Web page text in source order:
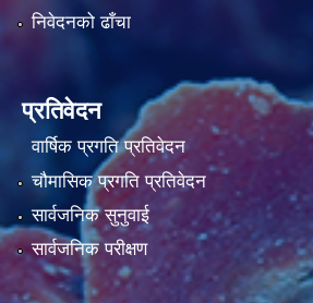
निवेदनको ढाँचा
प्रतिवेदन
वार्षिक प्रगति प्रतिवेदन
चौमासिक प्रगति प्रतिवेदन
सार्वजनिक सुनुवाई
सार्वजनिक परीक्षण